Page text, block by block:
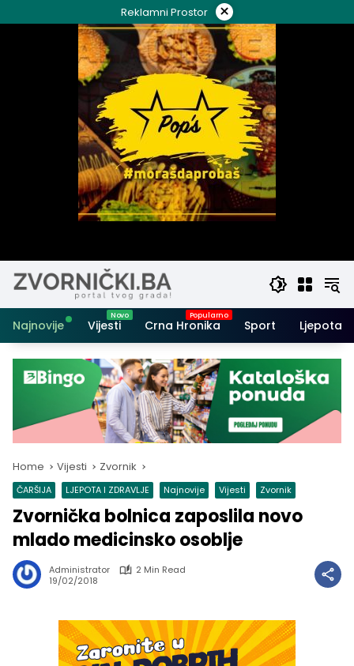
to
Reklamni Prostor ×
Najnovije Vijesti Crna Hronika Sport Ljepota i
Home Vijesti Zvornik
ČARŠIJA LJEPOTA I ZDRAVLJE Najnovije Vijesti Zvornik
Zvornička bolnica zaposlila novo
mlado medicinsko osoblje
Administrator
2 Min Read
19/02/2018